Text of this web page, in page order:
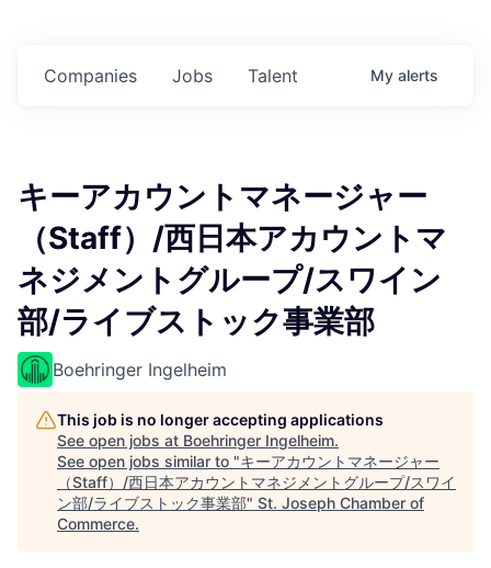
Jobs
Companies Talent My alerts
キーアカウントマネージャー
（Staff）/西日本アカウントマ
ネジメントグループ/スワイン
部/ライブストック事業部
Boehringer Ingelheim
This job is no longer accepting applications
See open jobs at Boehringer Ingelheim.
See open jobs similar to "キーアカウントマネージャー
（Staff）/西日本アカウントマネジメントグループ/スワイ
ン部/ライブストック事業部" St. Joseph Chamber of
Commerce.